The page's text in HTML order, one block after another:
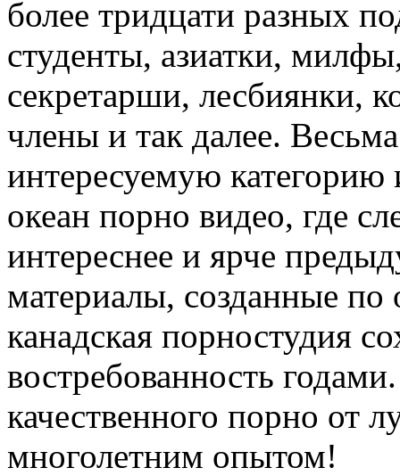
более тридцати разных
студенты, азиатки,
секретарши, лесбиянки,
члены и так далее.
интересуемую категорию
океан порно видео, где
интереснее и ярче
материалы, созданные по
канадская порностудия
востребованность
качественного порно от
многолетним опытом!